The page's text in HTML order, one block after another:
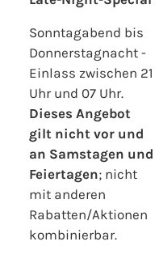
Sonntagabend bis
Donnerstagnacht -
Einlass zwischen 21
Uhr und 07 Uhr.
Dieses Angebot
gilt nicht vor und
an Samstagen und
Feiertagen; nicht
mit anderen
Rabatten/Aktionen
kombinierbar.